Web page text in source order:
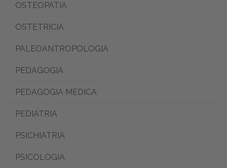
OSTEOPATIA
OSTETRICIA
PALEOANTROPOLOGIA
PEDAGOGIA
PEDAGOGIA MEDICA
PEDIATRIA
PSICHIATRIA
PSICOLOGIA